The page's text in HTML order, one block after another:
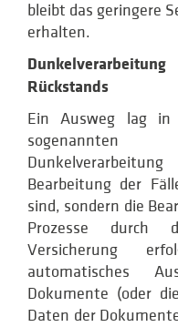
bleibt das geringere
erhalten.
Rückstands
Ein Ausweg lag
Bearbeitung der
sind, sondern die
Prozesse durch
Versicherung
automatisches
Dokumente (oder
Daten der